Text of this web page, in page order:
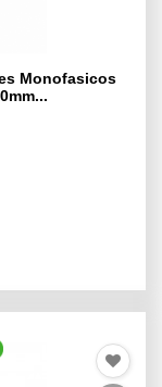
Monofasicos